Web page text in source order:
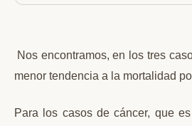
Nos encontramos, en los tres
menor tendencia a la mortalidad
Para los casos de cáncer, que